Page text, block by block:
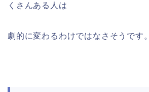
くさんある人は
劇的に変わるわけではなさそうです。